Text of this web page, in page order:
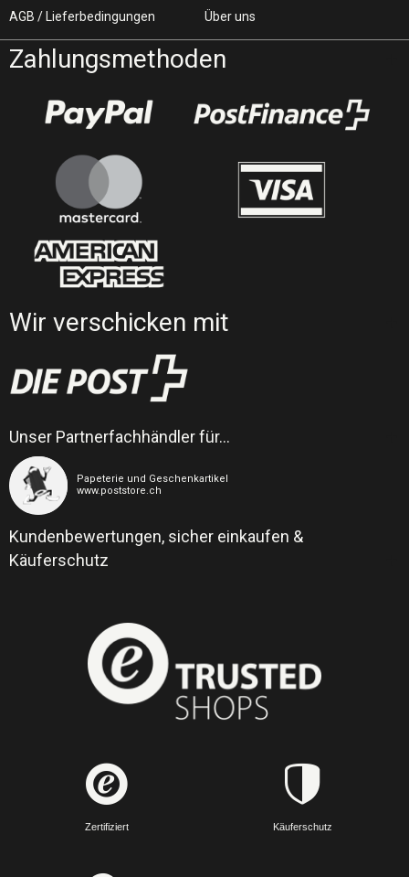
AGB / Lieferbedingungen Über uns
Zahlungsmethoden
Wir verschicken mit
Unser Partnerfachhändler für…
Papeterie und Geschenkartikel
www.poststore.ch
Kundenbewertungen, sicher einkaufen &
Käuferschutz
Zertifiziert Käuferschutz